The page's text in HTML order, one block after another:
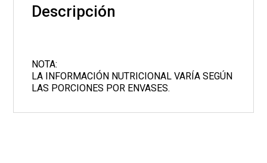
Descripción
NOTA:
LA INFORMACIÓN NUTRICIONAL VARÍA SEGÚN
LAS PORCIONES POR ENVASES.